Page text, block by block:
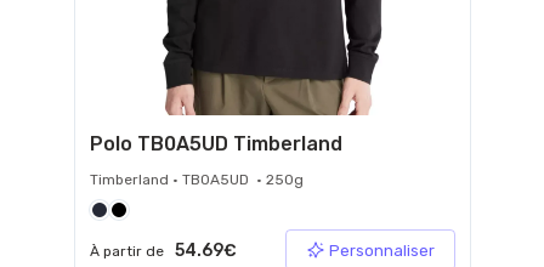
Polo TB0A5UD Timberland
Timberland • TB0A5UD • 250g
À partir de 54.69€ Personnaliser